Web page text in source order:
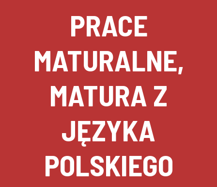
PRACE
MATURALNE,
MATURA Z
JĘZYKA
POLSKIEGO